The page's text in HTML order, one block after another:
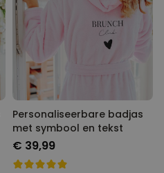
Personaliseerbare badjas
met symbool en tekst
€ 39,99